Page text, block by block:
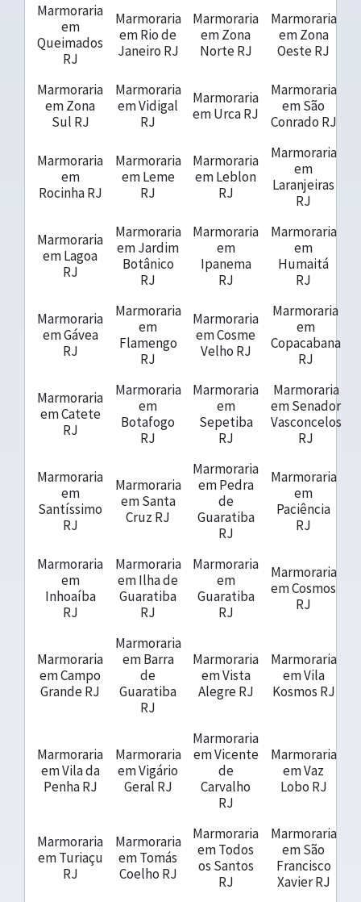
Marmoraria
em
Queimados
RJ
Marmoraria
em Rio de
Janeiro RJ
Marmoraria
em Zona
Norte RJ
Marmoraria
em Zona
Oeste RJ
Marmoraria
em Zona
Sul RJ
Marmoraria
em Vidigal
RJ
Marmoraria
em Urca RJ
Marmoraria
em São
Conrado RJ
Marmoraria
em
Rocinha RJ
Marmoraria
em Leme
RJ
Marmoraria
em Leblon
RJ
Marmoraria
em
Laranjeiras
RJ
Marmoraria
em Lagoa
RJ
Marmoraria
em Jardim
Botânico
RJ
Marmoraria
em
Ipanema
RJ
Marmoraria
em
Humaitá
RJ
Marmoraria
em Gávea
RJ
Marmoraria
em
Flamengo
RJ
Marmoraria
em Cosme
Velho RJ
Marmoraria
em
Copacabana
RJ
Marmoraria
em Catete
RJ
Marmoraria
em
Botafogo
RJ
Marmoraria
em
Sepetiba
RJ
Marmoraria
em Senador
Vasconcelos
RJ
Marmoraria
em
Santíssimo
RJ
Marmoraria
em Santa
Cruz RJ
Marmoraria
em Pedra
de
Guaratiba
RJ
Marmoraria
em
Paciência
RJ
Marmoraria
em
Inhoaíba
RJ
Marmoraria
em Ilha de
Guaratiba
RJ
Marmoraria
em
Guaratiba
RJ
Marmoraria
em Cosmos
RJ
Marmoraria
em Campo
Grande RJ
Marmoraria
em Barra
de
Guaratiba
RJ
Marmoraria
em Vista
Alegre RJ
Marmoraria
em Vila
Kosmos RJ
Marmoraria
em Vila da
Penha RJ
Marmoraria
em Vigário
Geral RJ
Marmoraria
em Vicente
de
Carvalho
RJ
Marmoraria
em Vaz
Lobo RJ
Marmoraria
em Turiaçu
RJ
Marmoraria
em Tomás
Coelho RJ
Marmoraria
em Todos
os Santos
RJ
Marmoraria
em São
Francisco
Xavier RJ